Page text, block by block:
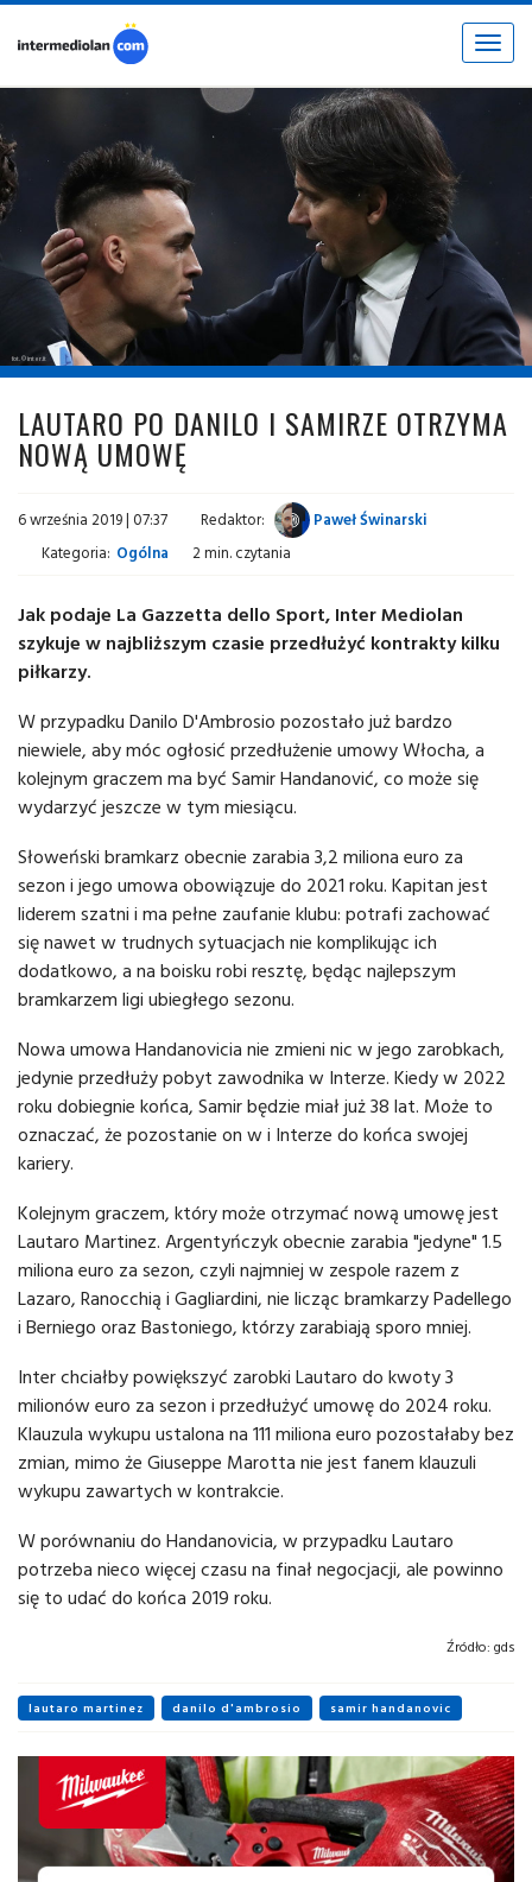
Toggle
fot. © inter.it
LAUTARO PO DANILO I SAMIRZE OTRZYMA
NOWĄ UMOWĘ
6 września 2019 | 07:37 Redaktor:
Paweł Świnarski
Kategoria: Ogólna 2 min. czytania
Jak podaje La Gazzetta dello Sport, Inter Mediolan
szykuje w najbliższym czasie przedłużyć kontrakty kilku
piłkarzy.
W przypadku Danilo D'Ambrosio pozostało już bardzo
niewiele, aby móc ogłosić przedłużenie umowy Włocha, a
kolejnym graczem ma być Samir Handanović, co może się
wydarzyć jeszcze w tym miesiącu.
Słoweński bramkarz obecnie zarabia 3,2 miliona euro za
sezon i jego umowa obowiązuje do 2021 roku. Kapitan jest
liderem szatni i ma pełne zaufanie klubu: potrafi zachować
się nawet w trudnych sytuacjach nie komplikując ich
dodatkowo, a na boisku robi resztę, będąc najlepszym
bramkarzem ligi ubiegłego sezonu.
Nowa umowa Handanovicia nie zmieni nic w jego zarobkach,
jedynie przedłuży pobyt zawodnika w Interze. Kiedy w 2022
roku dobiegnie końca, Samir będzie miał już 38 lat. Może to
oznaczać, że pozostanie on w i Interze do końca swojej
kariery.
Kolejnym graczem, który może otrzymać nową umowę jest
Lautaro Martinez. Argentyńczyk obecnie zarabia "jedyne" 1.5
miliona euro za sezon, czyli najmniej w zespole razem z
Lazaro, Ranocchią i Gagliardini, nie licząc bramkarzy Padellego
i Berniego oraz Bastoniego, którzy zarabiają sporo mniej.
Inter chciałby powiększyć zarobki Lautaro do kwoty 3
milionów euro za sezon i przedłużyć umowę do 2024 roku.
Klauzula wykupu ustalona na 111 miliona euro pozostałaby bez
zmian, mimo że Giuseppe Marotta nie jest fanem klauzuli
wykupu zawartych w kontrakcie.
W porównaniu do Handanovicia, w przypadku Lautaro
potrzeba nieco więcej czasu na finał negocjacji, ale powinno
się to udać do końca 2019 roku.
Źródło: gds
lautaro martinez danilo d'ambrosio samir handanovic